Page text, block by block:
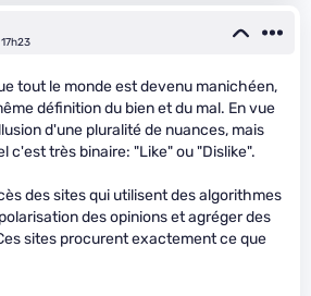
tout le monde est devenu manichéen,
définition du bien et du mal. En vue
d'une pluralité de nuances, mais
c'est très binaire: "Like" ou "Dislike".
des sites qui utilisent des algorithmes
des opinions et agréger des
sites procurent exactement ce que